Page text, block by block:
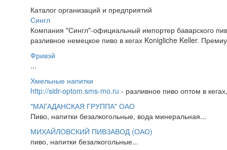
Каталог организаций и предприятий
Сингл
Компания "Сингл"-официальный импортер баварского
разливное немецкое пиво в кегах Konigliche Keller.
Фривэй
...
Хмельные напитки
http://sidr-optom.sms-mo.ru - разливное пиво оптом в
"МАГАДАНСКАЯ ГРУППА" ОАО
Пиво, напитки безалкогольные, вода минеральная...
МИХАЙЛОВСКИЙ ПИВЗАВОД (ОАО)
пиво, напитки безалкогольные...